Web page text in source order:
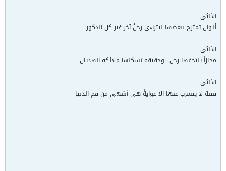
الأنثى ...
ألـوان تمتزج ببعضها ليتراءى رجلٌ آخر غير كل الذكور
الأنثى ..
مجازاً يلتحفها رجل ..وحقيقة تسكنها ملائكة الهذيان
الأنثى ..
فتنة لا يتسرب عنها الا غوايةً هي أشهى من فم الدنيا